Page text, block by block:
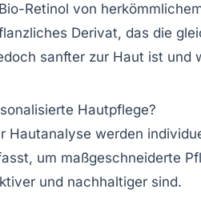
Retinol von
Derivat, das die
sanfter zur Haut ist und
Hautpflege?
Hautanalyse werden
um maßgeschneiderte
und nachhaltiger sind.